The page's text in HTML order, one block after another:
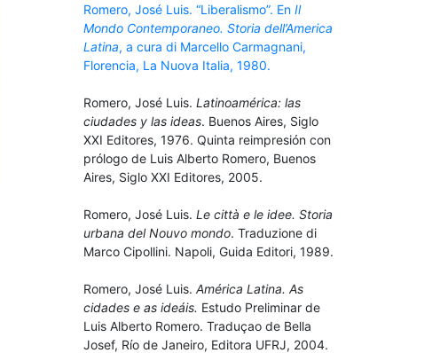
Romero, José Luis. “Liberalismo”. En Il
Mondo Contemporaneo. Storia dell’America
Latina, a cura di Marcello Carmagnani,
Florencia, La Nuova Italia, 1980.
Romero, José Luis. Latinoamérica: las
ciudades y las ideas. Buenos Aires, Siglo
XXI Editores, 1976. Quinta reimpresión con
prólogo de Luis Alberto Romero, Buenos
Aires, Siglo XXI Editores, 2005.
Romero, José Luis. Le città e le idee. Storia
urbana del Nouvo mondo. Traduzione di
Marco Cipollini. Napoli, Guida Editori, 1989.
Romero, José Luis. América Latina. As
cidades e as ideáis. Estudo Preliminar de
Luis Alberto Romero. Traduçao de Bella
Josef, Río de Janeiro, Editora UFRJ, 2004.